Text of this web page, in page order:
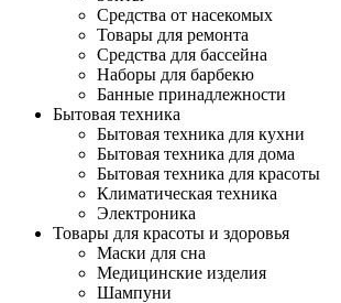
Средства от насекомых
Товары для ремонта
Средства для бассейна
Наборы для барбекю
Банные принадлежности
Бытовая техника
Бытовая техника для кухни
Бытовая техника для дома
Бытовая техника для красоты
Климатическая техника
Электроника
Товары для красоты и здоровья
Маски для сна
Медицинские изделия
Шампуни